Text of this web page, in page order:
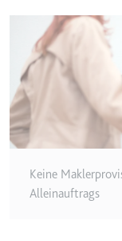
__Secure-
Anbieter:
Zweck:
Keine
Alleinauftrags